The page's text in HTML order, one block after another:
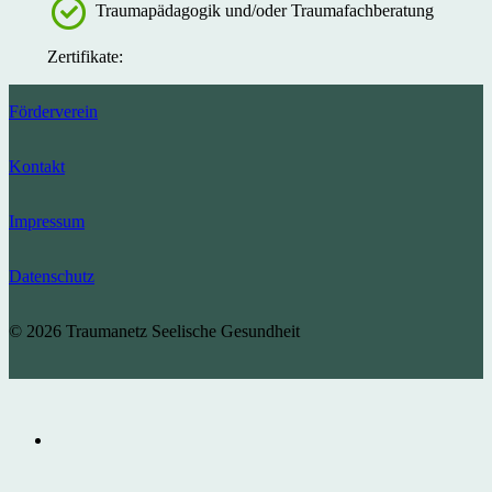
Traumapädagogik und/oder Traumafachberatung
Zertifikate:
Förderverein
Kontakt
Impressum
Datenschutz
© 2026 Traumanetz Seelische Gesundheit